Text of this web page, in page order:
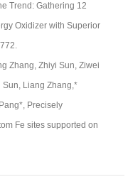
Trend: Gathering 12
Oxidizer with Superior
Zhang, Zhiyi Sun, Ziwei
Sun, Liang Zhang,*
Precisely
Fe sites supported on
oxygen reduction,